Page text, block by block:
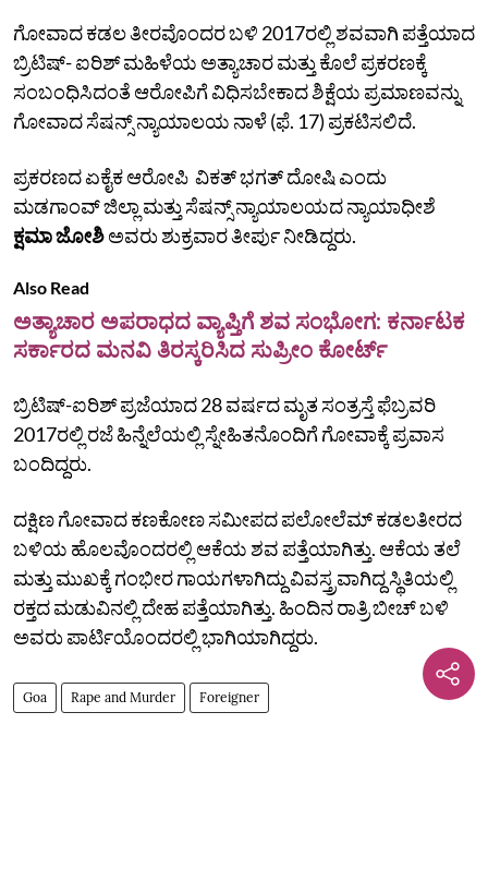
ಗೋವಾದ ಕಡಲ ತೀರವೊಂದರ ಬಳಿ 2017ರಲ್ಲಿ ಶವವಾಗಿ ಪತ್ತೆಯಾದ
ಬ್ರಿಟಿಷ್‌- ಐರಿಶ್‌ ಮಹಿಳೆಯ ಅತ್ಯಾಚಾರ ಮತ್ತು ಕೊಲೆ ಪ್ರಕರಣಕ್ಕೆ
ಸಂಬಂಧಿಸಿದಂತೆ ಆರೋಪಿಗೆ ವಿಧಿಸಬೇಕಾದ ಶಿಕ್ಷೆಯ ಪ್ರಮಾಣವನ್ನು
ಗೋವಾದ ಸೆಷನ್ಸ್‌ ನ್ಯಾಯಾಲಯ ನಾಳೆ (ಫೆ. 17) ಪ್ರಕಟಿಸಲಿದೆ.
ಪ್ರಕರಣದ ಏಕೈಕ ಆರೋಪಿ ವಿಕತ್ ಭಗತ್‌ ದೋಷಿ ಎಂದು
ಮಡಗಾಂವ್‌ ಜಿಲ್ಲಾ ಮತ್ತು ಸೆಷನ್ಸ್‌ ನ್ಯಾಯಾಲಯದ ನ್ಯಾಯಾಧೀಶೆ
ಕ್ಷಮಾ ಜೋಶಿಅವರು ಶುಕ್ರವಾರ ತೀರ್ಪು ನೀಡಿದ್ದರು.
Also Read
ಅತ್ಯಾಚಾರ ಅಪರಾಧದ ವ್ಯಾಪ್ತಿಗೆ ಶವ ಸಂಭೋಗ: ಕರ್ನಾಟಕ
ಸರ್ಕಾರದ ಮನವಿ ತಿರಸ್ಕರಿಸಿದ ಸುಪ್ರೀಂ ಕೋರ್ಟ್
ಬ್ರಿಟಿಷ್-ಐರಿಶ್ ಪ್ರಜೆಯಾದ 28 ವರ್ಷದ ಮೃತ ಸಂತ್ರಸ್ತೆ ಫೆಬ್ರವರಿ
2017ರಲ್ಲಿ ರಜೆ ಹಿನ್ನೆಲೆಯಲ್ಲಿ ಸ್ನೇಹಿತನೊಂದಿಗೆ ಗೋವಾಕ್ಕೆ ಪ್ರವಾಸ
ಬಂದಿದ್ದರು.
ದಕ್ಷಿಣ ಗೋವಾದ ಕಣಕೋಣ ಸಮೀಪದ ಪಲೋಲೆಮ್‌ ಕಡಲತೀರದ
ಬಳಿಯ ಹೊಲವೊಂದರಲ್ಲಿ ಆಕೆಯ ಶವ ಪತ್ತೆಯಾಗಿತ್ತು. ಆಕೆಯ ತಲೆ
ಮತ್ತು ಮುಖಕ್ಕೆ ಗಂಭೀರ ಗಾಯಗಳಾಗಿದ್ದು ವಿವಸ್ತ್ರವಾಗಿದ್ದ ಸ್ಥಿತಿಯಲ್ಲಿ
ರಕ್ತದ ಮಡುವಿನಲ್ಲಿ ದೇಹ ಪತ್ತೆಯಾಗಿತ್ತು. ಹಿಂದಿನ ರಾತ್ರಿ ಬೀಚ್‌ ಬಳಿ
ಅವರು ಪಾರ್ಟಿಯೊಂದರಲ್ಲಿ ಭಾಗಿಯಾಗಿದ್ದರು.
Goa Rape and Murder Foreigner